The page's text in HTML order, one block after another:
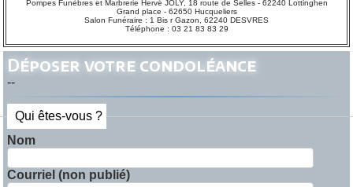
Pompes Funèbres et Marbrerie Hervé JOLY, 18 route de Selles - 62240 Lottinghen
Grand place - 62650 Hucqueliers
Salon Funéraire : 1 Bis r Gazon, 62240 DESVRES
Téléphone : 03 21 83 83 29
Déposer votre condoléance
--
Qui êtes-vous ?
Nom
Courriel (non publié)